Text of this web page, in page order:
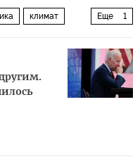
Еще 1
климат